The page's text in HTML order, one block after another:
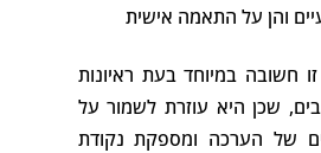
והן על התאמה אישית
חשובה במיוחד בעת ראיונות
שכן היא עוזרת לשמור על
של הערכה ומספקת נקודת